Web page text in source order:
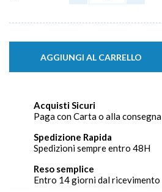
AGGIUNGI AL CARRELLO
Acquisti Sicuri
Paga con Carta o alla consegna
Spedizione Rapida
Spedizioni sempre entro 48H
Reso semplice
Entro 14 giorni dal ricevimento